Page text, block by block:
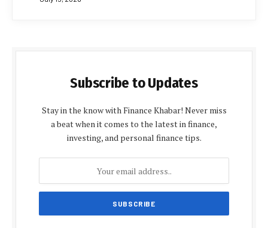
Subscribe to Updates
Stay in the know with Finance Khabar! Never miss
a beat when it comes to the latest in finance,
investing, and personal finance tips.